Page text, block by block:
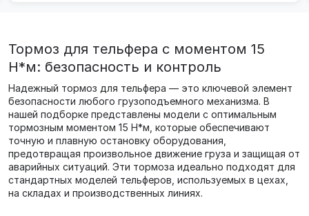
Тормоз для тельфера с моментом 15
Н*м: безопасность и контроль
Надежный тормоз для тельфера — это ключевой элемент
безопасности любого грузоподъемного механизма. В
нашей подборке представлены модели с оптимальным
тормозным моментом 15 Н*м, которые обеспечивают
точную и плавную остановку оборудования,
предотвращая произвольное движение груза и защищая от
аварийных ситуаций. Эти тормоза идеально подходят для
стандартных моделей тельферов, используемых в цехах,
на складах и производственных линиях.